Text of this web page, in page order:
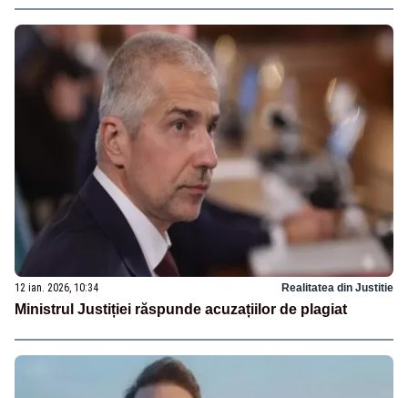
12 ian. 2026, 10:34 Realitatea din Justitie
Ministrul Justiției răspunde acuzațiilor de plagiat